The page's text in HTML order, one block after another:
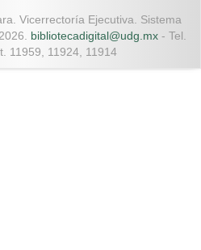
Vicerrectoría Ejecutiva. Sistema
bibliotecadigital@udg.mx - Tel.
11959, 11924, 11914